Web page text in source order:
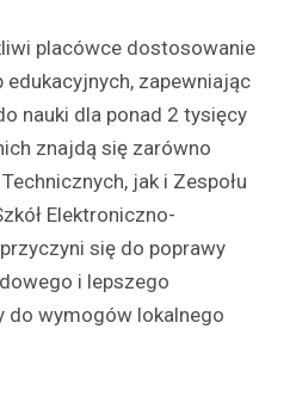
placówce dostosowanie
zapewniając
nauki dla ponad 2 tysięcy
znajdą się zarówno
jak i Zespołu
Elektroniczno-
się do poprawy
i lepszego
do wymogów lokalnego